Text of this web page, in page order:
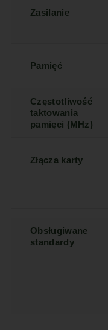
Zasilanie
Pamięć
Częstotliwość
taktowania
pamięci (MHz)
Złącza karty
Obsługiwane
standardy